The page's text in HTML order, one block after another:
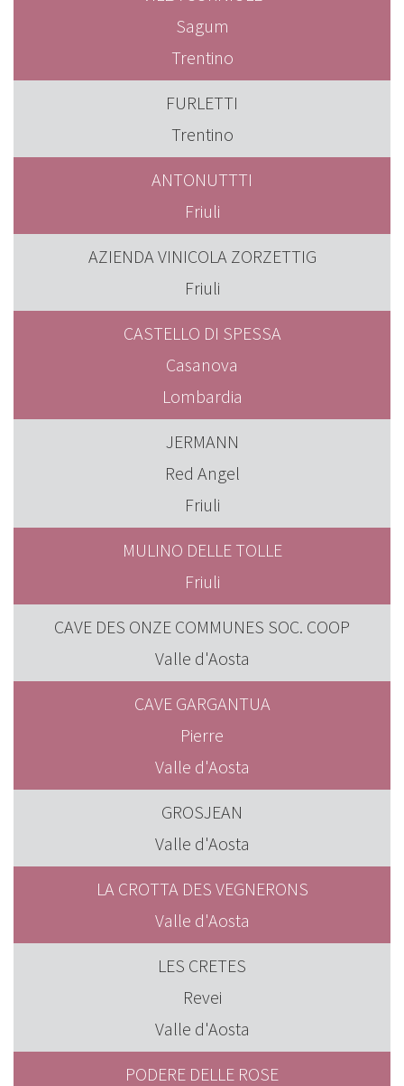
Sagum
Trentino
FURLETTI
Trentino
ANTONUTTTI
Friuli
AZIENDA VINICOLA ZORZETTIG
Friuli
CASTELLO DI SPESSA
Casanova
Lombardia
JERMANN
Red Angel
Friuli
MULINO DELLE TOLLE
Friuli
CAVE DES ONZE COMMUNES SOC. COOP
Valle d'Aosta
CAVE GARGANTUA
Pierre
Valle d'Aosta
GROSJEAN
Valle d'Aosta
LA CROTTA DES VEGNERONS
Valle d'Aosta
LES CRETES
Revei
Valle d'Aosta
PODERE DELLE ROSE